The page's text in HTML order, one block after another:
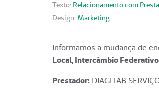
Texto: Relacionamento com
Design: Marketing
Informamos a mudança de
Local, Intercâmbio
Prestador: DIAGITAB